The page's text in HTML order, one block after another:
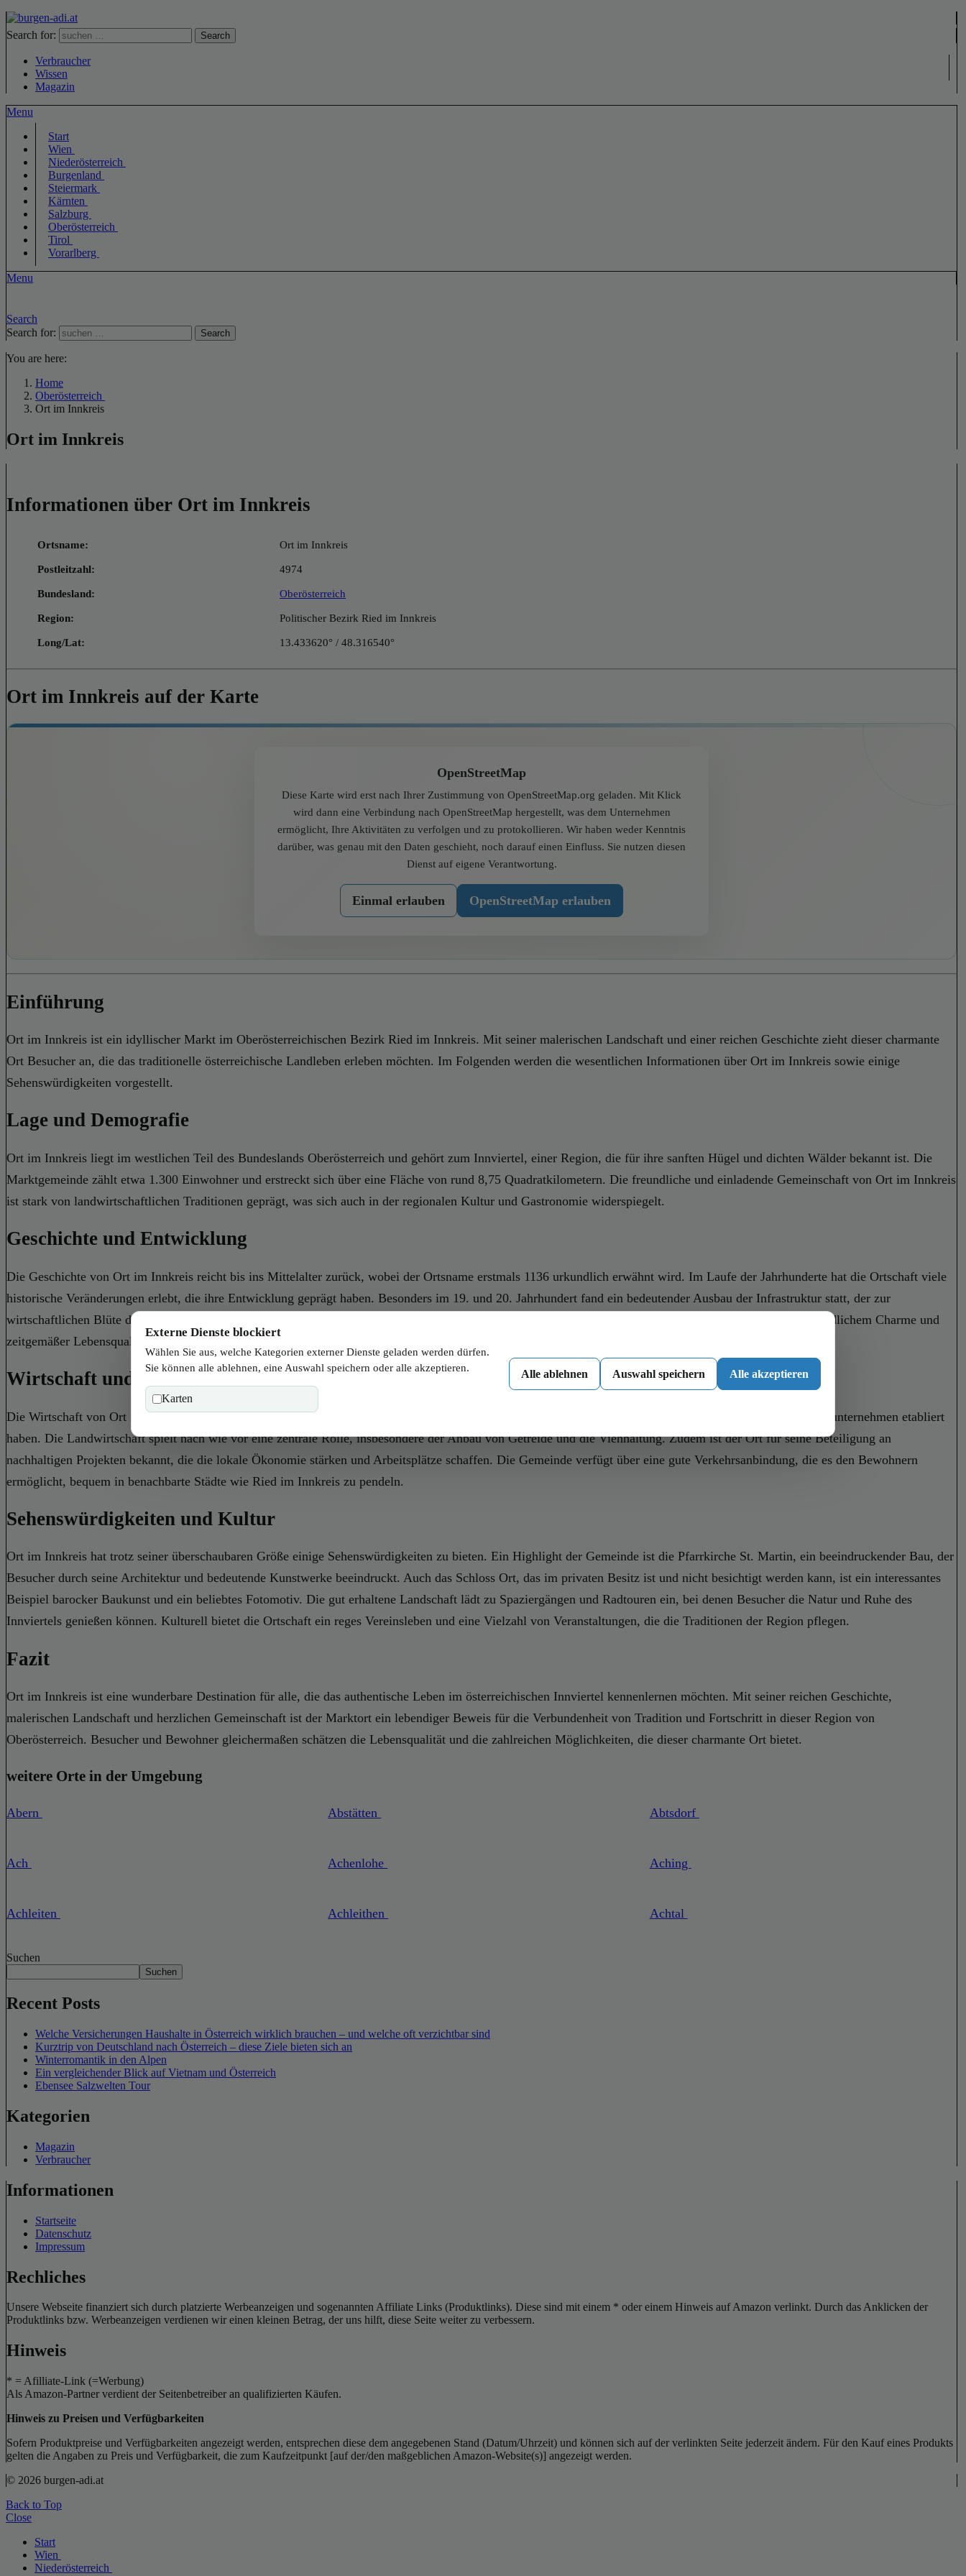
Search for: Search
Verbraucher
Wissen
Magazin
Menu
Start
Wien
Niederösterreich
Burgenland
Steiermark
Kärnten
Salzburg
Oberösterreich
Tirol
Vorarlberg
Menu
Search
Search for:
Search
You are here:
Home
Oberösterreich
Ort im Innkreis
Ort im Innkreis
Informationen über Ort im Innkreis
Ortsname: Ort im Innkreis
Postleitzahl: 4974
Bundesland: Oberösterreich
Region: Politischer Bezirk Ried im Innkreis
Long/Lat: 13.433620° / 48.316540°
Ort im Innkreis auf der Karte
OpenStreetMap
Diese Karte wird erst nach Ihrer Zustimmung von OpenStreetMap.org geladen. Mit Klick
wird dann eine Verbindung nach OpenStreetMap hergestellt, was dem Unternehmen
ermöglicht, Ihre Aktivitäten zu verfolgen und zu protokollieren. Wir haben weder Kenntnis
darüber, was genau mit den Daten geschieht, noch darauf einen Einfluss. Sie nutzen diesen
Dienst auf eigene Verantwortung.
Einmal erlauben OpenStreetMap erlauben
Einführung
Ort im Innkreis ist ein idyllischer Markt im Oberösterreichischen Bezirk Ried im Innkreis. Mit seiner malerischen Landschaft und einer reichen Geschichte zieht dieser charmante
Ort Besucher an, die das traditionelle österreichische Landleben erleben möchten. Im Folgenden werden die wesentlichen Informationen über Ort im Innkreis sowie einige
Sehenswürdigkeiten vorgestellt.
Lage und Demografie
Ort im Innkreis liegt im westlichen Teil des Bundeslands Oberösterreich und gehört zum Innviertel, einer Region, die für ihre sanften Hügel und dichten Wälder bekannt ist. Die
Marktgemeinde zählt etwa 1.300 Einwohner und erstreckt sich über eine Fläche von rund 8,75 Quadratkilometern. Die freundliche und einladende Gemeinschaft von Ort im Innkreis
ist stark von landwirtschaftlichen Traditionen geprägt, was sich auch in der regionalen Kultur und Gastronomie widerspiegelt.
Geschichte und Entwicklung
Die Geschichte von Ort im Innkreis reicht bis ins Mittelalter zurück, wobei der Ortsname erstmals 1136 urkundlich erwähnt wird. Im Laufe der Jahrhunderte hat die Ortschaft viele
historische Veränderungen erlebt, die ihre Entwicklung geprägt haben. Besonders im 19. und 20. Jahrhundert fand ein bedeutender Ausbau der Infrastruktur statt, der zur
wirtschaftlichen Blüte der Gemeinde beitrug. Heute verbindet Ort im Innkreis harmonisch Tradition und Moderne und bietet eine attraktive Mischung aus ländlichem Charme und
zeitgemäßer Lebensqualität.
Wirtschaft und Infrastruktur
Die Wirtschaft von Ort im Innkreis ist traditionell landwirtschaftlich geprägt, wobei sich in den letzten Jahren auch kleinere Gewerbebetriebe und Handwerksunternehmen etabliert
haben. Die Landwirtschaft spielt nach wie vor eine zentrale Rolle, insbesondere der Anbau von Getreide und die Viehhaltung. Zudem ist der Ort für seine Beteiligung an
nachhaltigen Projekten bekannt, die die lokale Ökonomie stärken und Arbeitsplätze schaffen. Die Gemeinde verfügt über eine gute Verkehrsanbindung, die es den Bewohnern
ermöglicht, bequem in benachbarte Städte wie Ried im Innkreis zu pendeln.
Sehenswürdigkeiten und Kultur
Ort im Innkreis hat trotz seiner überschaubaren Größe einige Sehenswürdigkeiten zu bieten. Ein Highlight der Gemeinde ist die Pfarrkirche St. Martin, ein beeindruckender Bau, der
Besucher durch seine Architektur und bedeutende Kunstwerke beeindruckt. Auch das Schloss Ort, das im privaten Besitz ist und nicht besichtigt werden kann, ist ein interessantes
Beispiel barocker Baukunst und ein beliebtes Fotomotiv. Die gut erhaltene Landschaft lädt zu Spaziergängen und Radtouren ein, bei denen Besucher die Natur und Ruhe des
Innviertels genießen können. Kulturell bietet die Ortschaft ein reges Vereinsleben und eine Vielzahl von Veranstaltungen, die die Traditionen der Region pflegen.
Fazit
Ort im Innkreis ist eine wunderbare Destination für alle, die das authentische Leben im österreichischen Innviertel kennenlernen möchten. Mit seiner reichen Geschichte,
malerischen Landschaft und herzlichen Gemeinschaft ist der Marktort ein lebendiger Beweis für die Verbundenheit von Tradition und Fortschritt in dieser Region von
Oberösterreich. Besucher und Bewohner gleichermaßen schätzen die Lebensqualität und die zahlreichen Möglichkeiten, die dieser charmante Ort bietet.
weitere Orte in der Umgebung
Abern Abstätten Abtsdorf
Ach Achenlohe Aching
Achleiten Achleithen Achtal
Suchen
Suchen
Recent Posts
Welche Versicherungen Haushalte in Österreich wirklich brauchen – und welche oft verzichtbar sind
Kurztrip von Deutschland nach Österreich – diese Ziele bieten sich an
Winterromantik in den Alpen
Ein vergleichender Blick auf Vietnam und Österreich
Ebensee Salzwelten Tour
Kategorien
Magazin
Verbraucher
Informationen
Startseite
Datenschutz
Impressum
Rechliches
Unsere Webseite finanziert sich durch platzierte Werbeanzeigen und sogenannten Affiliate Links (Produktlinks). Diese sind mit einem * oder einem Hinweis auf Amazon verlinkt. Durch das Anklicken der
Produktlinks bzw. Werbeanzeigen verdienen wir einen kleinen Betrag, der uns hilft, diese Seite weiter zu verbessern.
Hinweis
* = Afilliate-Link (=Werbung)
Als Amazon-Partner verdient der Seitenbetreiber an qualifizierten Käufen.
Hinweis zu Preisen und Verfügbarkeiten
Sofern Produktpreise und Verfügbarkeiten angezeigt werden, entsprechen diese dem angegebenen Stand (Datum/Uhrzeit) und können sich auf der verlinkten Seite jederzeit ändern. Für den Kauf eines Produkts
gelten die Angaben zu Preis und Verfügbarkeit, die zum Kaufzeitpunkt [auf der/den maßgeblichen Amazon-Website(s)] angezeigt werden.
© 2026 burgen-adi.at
Back to Top
Close
Start
Wien
Niederösterreich
Externe Dienste blockiert
Wählen Sie aus, welche Kategorien externer Dienste geladen werden dürfen.
Sie können alle ablehnen, eine Auswahl speichern oder alle akzeptieren.
Karten
Alle ablehnen Auswahl speichern Alle akzeptieren